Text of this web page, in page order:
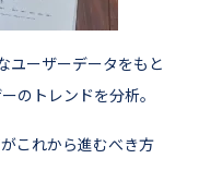
ユーザーデータをもと
のトレンドを分析。
これから進むべき方